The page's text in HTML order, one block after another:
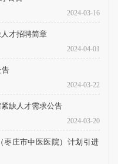
2024-03-16
才招聘简章
2024-04-01
告
2024-03-22
缺人才需求公告
2024-03-20
枣庄市中医医院）计划引进